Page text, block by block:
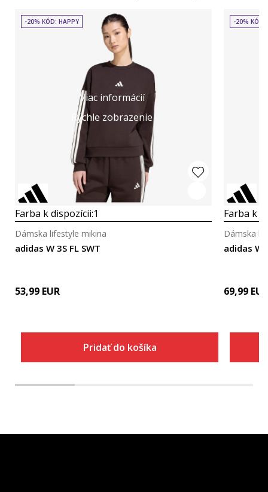
Viac informácií
Rýchle zobrazenie
-20% KÓD: HAPPY
Farba k dispozícii:1
adidas W 3S FL SWT
Dámska lifestyle mikina
53,99 EUR
Pridať do košíka
-20% KÓD:
Farba k
adidas W
Dámska
69,99 EUR